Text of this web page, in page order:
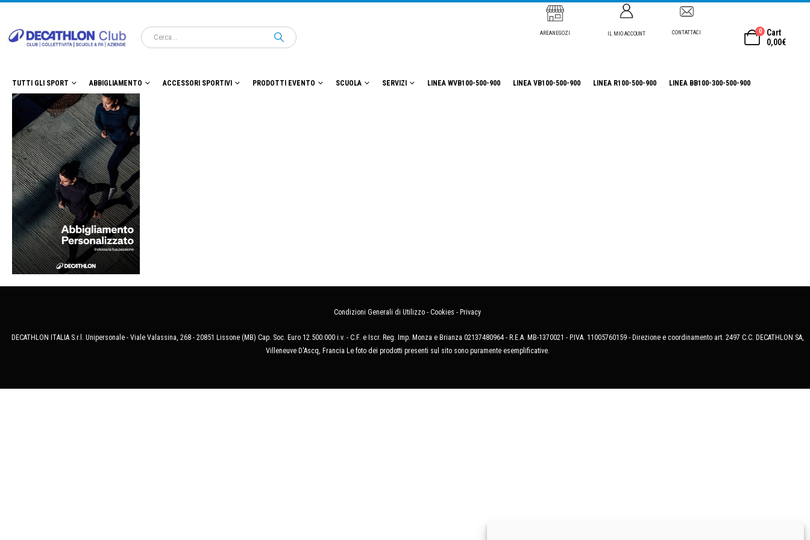
AREANEGOZI IL MIO ACCOUNT CONTATTACI 0
Cart
0,00€
TUTTI GLI SPORT ABBIGLIAMENTO ACCESSORI SPORTIVI PRODOTTI EVENTO SCUOLA SERVIZI LINEA WVB100-500-900 LINEA VB100-500-900 LINEA R100-500-900 LINEA BB100-300-500-900
Condizioni Generali di Utilizzo - Cookies - Privacy
DECATHLON ITALIA S.r.l. Unipersonale - Viale Valassina, 268 - 20851 Lissone (MB) Cap. Soc. Euro 12.500.000 i.v. - C.F. e Iscr. Reg. Imp. Monza e Brianza 02137480964 - R.E.A. MB-1370021 - P.IVA. 11005760159 - Direzione e coordinamento art. 2497 C.C. DECATHLON SA,
Villeneuve D'Ascq, Francia Le foto dei prodotti presenti sul sito sono puramente esemplificative.